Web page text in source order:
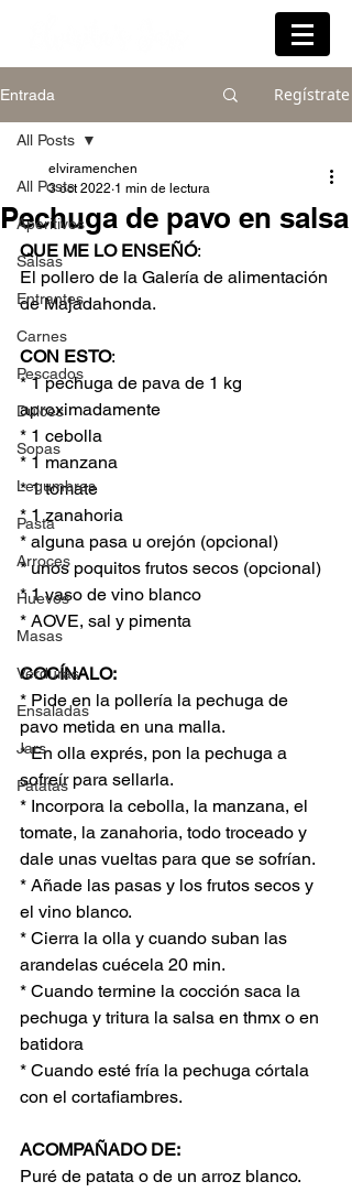
Entrada Regístrate
All Posts
Aperitivos
Salsas
Entrantes
Carnes
Pescados
Dulces
Sopas
Legumbres
Pasta
Arroces
Huevos
Masas
Verduras
Ensaladas
Jars
Patatas
All Posts
Pechuga de pavo en salsa
elviramenchen
3 oct 2022 1 min de lectura
QUE ME LO ENSEÑÓ:
El pollero de la Galería de alimentación
de Majadahonda.
CON ESTO:
* 1 pechuga de pava de 1 kg
aproximadamente
* 1 cebolla
* 1 manzana
* 1 tomate
* 1 zanahoria
* alguna pasa u orejón (opcional)
* unos poquitos frutos secos (opcional)
* 1 vaso de vino blanco
* AOVE, sal y pimenta
COCÍNALO:
* Pide en la pollería la pechuga de
pavo metida en una malla.
* En olla exprés, pon la pechuga a
sofreír para sellarla.
* Incorpora la cebolla, la manzana, el
tomate, la zanahoria, todo troceado y
dale unas vueltas para que se sofrían.
* Añade las pasas y los frutos secos y
el vino blanco.
* Cierra la olla y cuando suban las
arandelas cuécela 20 min.
* Cuando termine la cocción saca la
pechuga y tritura la salsa en thmx o en
batidora
* Cuando esté fría la pechuga córtala
con el cortafiambres.
ACOMPAÑADO DE:
Puré de patata o de un arroz blanco.